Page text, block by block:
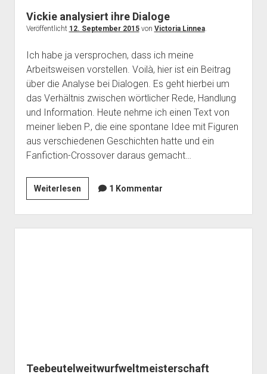
Vickie analysiert ihre Dialoge
Veröffentlicht 12. September 2015von Victoria Linnea.
Ich habe ja versprochen, dass ich meine
Arbeitsweisen vorstellen. Voilà, hier ist ein Beitrag
über die Analyse bei Dialogen. Es geht hierbei um
das Verhältnis zwischen wörtlicher Rede, Handlung
und Information. Heute nehme ich einen Text von
meiner lieben P., die eine spontane Idee mit Figuren
aus verschiedenen Geschichten hatte und ein
Fanfiction-Crossover daraus gemacht…
WeiterlesenVickie
analysiert
ihre
Dialoge
1 Kommentar
Teebeutelweitwurfweltmeisterschaft